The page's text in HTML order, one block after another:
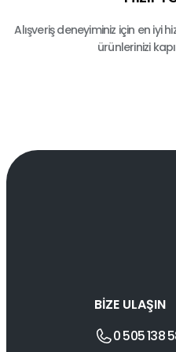
Alışveriş deneyiminiz için en iyi
ürünlerinizi
BİZE ULAŞIN
0 505 138